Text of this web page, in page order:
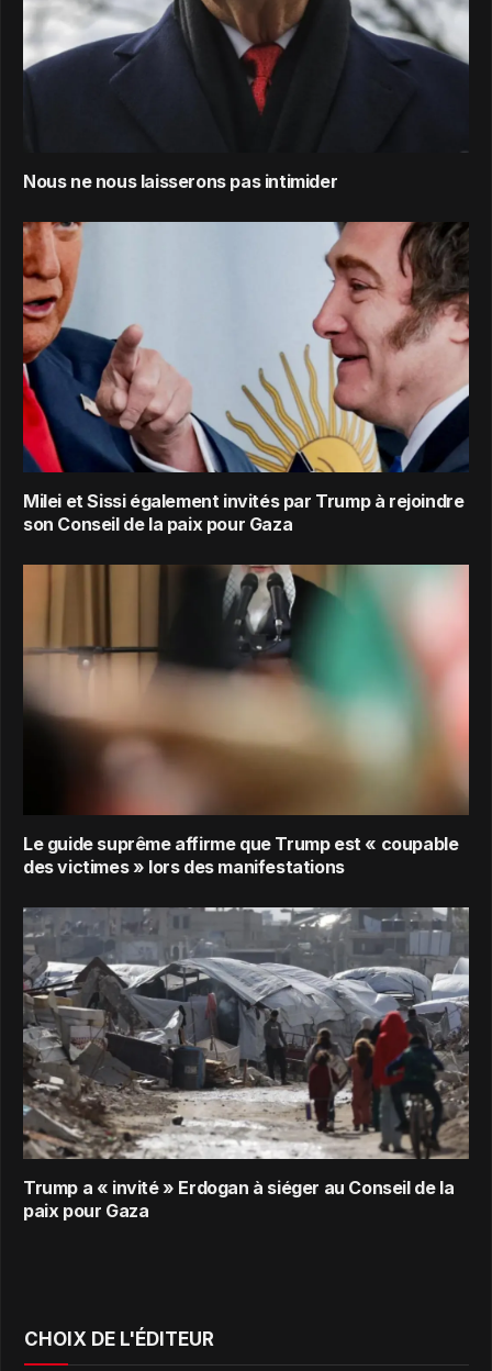
Nous ne nous laisserons pas intimider
Milei et Sissi également invités par Trump à rejoindre
son Conseil de la paix pour Gaza
Le guide suprême affirme que Trump est « coupable
des victimes » lors des manifestations
Trump a « invité » Erdogan à siéger au Conseil de la
paix pour Gaza
CHOIX DE L'ÉDITEUR